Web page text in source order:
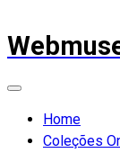
Home
Coleções